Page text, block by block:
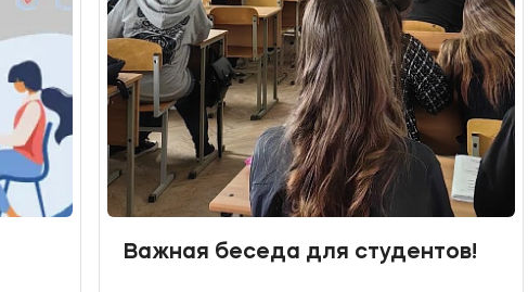
Важная беседа для студентов!